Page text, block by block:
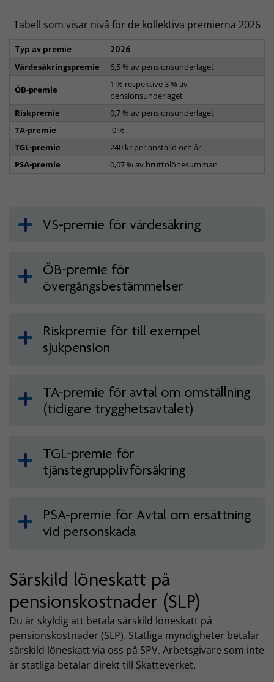
Tabell som visar nivå för de kollektiva premierna 2026
Typ av premie
2026
Värdesäkringspremie
6,5 % av pensionsunderlaget
ÖB-premie
1 % respektive 3 % av
pensionsunderlaget
Riskpremie
0,7 % av pensionsunderlaget
TA-premie
0 %
TGL-premie
240 kr per anställd och år
PSA-premie
0,07 % av bruttolönesumman
VS-premie för värdesäkring
ÖB-premie för
övergångsbestämmelser
Riskpremie för till exempel
sjukpension
TA-premie för avtal om omställning
(tidigare trygghetsavtalet)
TGL-premie för
tjänstegrupplivförsäkring
PSA-premie för Avtal om ersättning
vid personskada
Särskild löneskatt på
pensionskostnader (SLP)
Du är skyldig att betala särskild löneskatt på
pensionskostnader (SLP). Statliga myndigheter betalar
särskild löneskatt via oss på SPV. Arbetsgivare som inte
är statliga betalar direkt till Skatteverket.